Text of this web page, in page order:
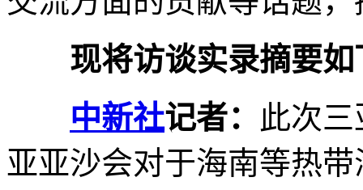
现将访谈实录摘要如
中新社记者： 此次
亚亚沙会对于海南等热